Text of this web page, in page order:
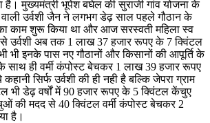
है। मुख्यमंत्री भूपेश बघेल की सुराजी गांव योजना के
वाली उर्वशी जैन ने लगभग डेढ़ साल पहले गौठान के
काम शुरू किया था और आज सरस्वती महिला स्व
उर्वशी अब तक 1 लाख 37 हजार रूपए के 7 क्विंटल
इनके पास नए गौठानों और किसानों की आपूर्ति के
साथ ही वर्मी कंपोस्ट बेचकर 1 लाख 39 हजार रूपए
सिर्फ उर्वशी की ही नही है बल्कि जेपरा ग्राम
भी डेढ़ वर्षों में 90 हजार रूपए के 5 क्विंटल केंचुए
की मदद से 40 क्विंटल वर्मी कंपोस्ट बेचकर 2
है।